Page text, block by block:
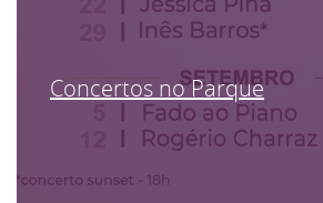
Concertos no Parque